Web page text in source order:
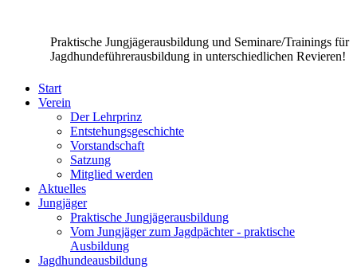
Praktische Jungjägerausbildung und Seminare/Trainings für
Jagdhundeführerausbildung in unterschiedlichen Revieren!
Start
Verein
Der Lehrprinz
Entstehungsgeschichte
Vorstandschaft
Satzung
Mitglied werden
Aktuelles
Jungjäger
Praktische Jungjägerausbildung
Vom Jungjäger zum Jagdpächter - praktische
Ausbildung
Jagdhundeausbildung